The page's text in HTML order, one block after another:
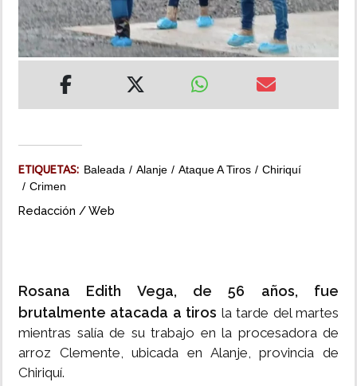
MULTIMEDIA
ETIQUETAS: Baleada Alanje Ataque A Tiros
Chiriquí
Crimen
Redacción / Web
Rosana Edith Vega, de 56 años, fue
brutalmente atacada a tiros la tarde del martes
mientras salía de su trabajo en la procesadora de
arroz Clemente, ubicada en Alanje, provincia de
Chiriquí.